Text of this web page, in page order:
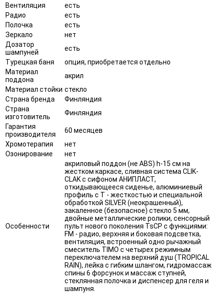
Вентиляция
есть
Радио
есть
Полочка
есть
Зеркало
нет
Дозатор
шампуней
есть
Турецкая баня
опция, приобретается отдельно
Материал
поддона
акрил
Материал стойки стекло
Страна бренда
Финляндия
Страна
изготовитель
Финляндия
Гарантия
производителя
60 месяцев
Хромотерапия
нет
Озонирование
нет
Особенности
акриловый поддон (не ABS) h-15 см на
жестком каркасе, сливная система CLIK-
CLAK с сифоном АНИПЛАСТ,
откидывающееся сиденье, алюминиевый
профиль с T - жесткостью и специальной
обработкой SILVER (неокрашенный),
закаленное (безопасное) стекло 5 мм,
двойные металлические ролики, сенсорный
пульт нового поколения TsCP с функциями:
FM - радио, верхняя и боковая подсветка,
вентиляция, встроенный одно рычажный
смеситель TIMO с четырех режимным
переключателем на верхний душ (TROPICAL
RAIN), лейка с гибким шлангом, гидромассаж
спины 6 форсунок и массаж ступней,
стеклянная полочка и диспенсер для геля и
шампуня.